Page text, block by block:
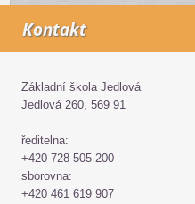
Kontakt
Základní škola Jedlová
Jedlová 260, 569 91
ředitelna:
+420 728 505 200
sborovna:
+420 461 619 907